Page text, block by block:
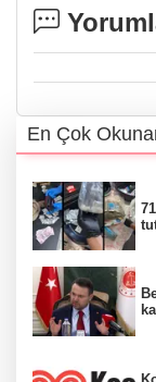
En Çok